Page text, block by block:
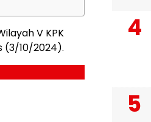
V KPK
(3/10/2024).